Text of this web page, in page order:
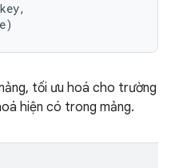
tối ưu hoá cho trường
hiện có trong mảng.